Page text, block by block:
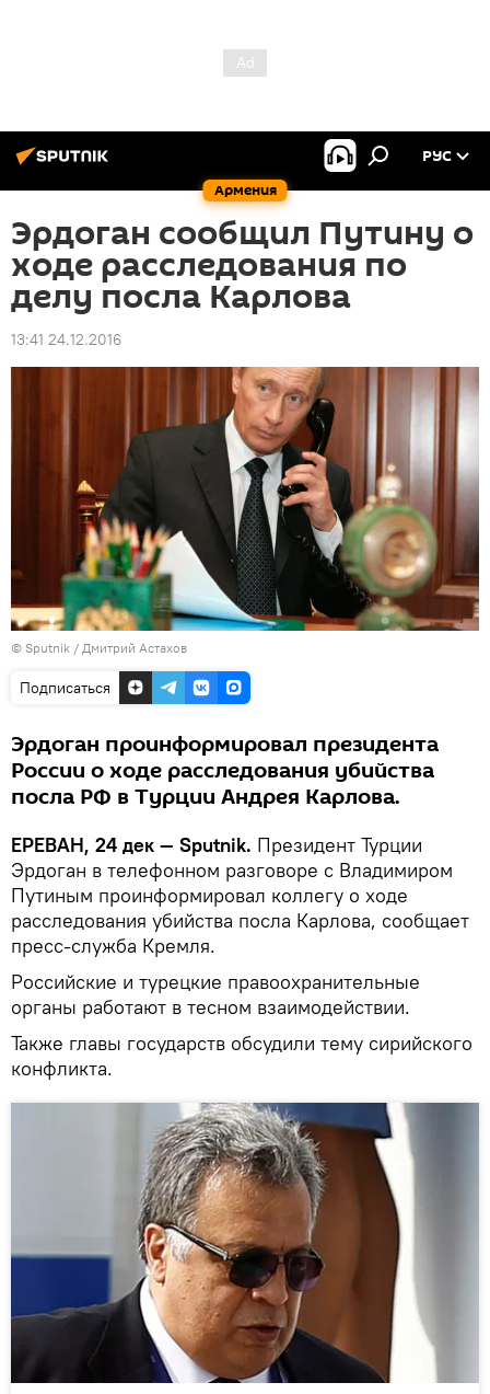
Армения
РУС
Эрдоган сообщил Путину о
ходе расследования по
делу посла Карлова
13:41 24.12.2016
© Sputnik / Дмитрий Астахов
Подписаться
Эрдоган проинформировал президента
России о ходе расследования убийства
посла РФ в Турции Андрея Карлова.
ЕРЕВАН, 24 дек — Sputnik. Президент Турции
Эрдоган в телефонном разговоре с Владимиром
Путиным проинформировал коллегу о ходе
расследования убийства посла Карлова, сообщает
пресс-служба Кремля.
Российские и турецкие правоохранительные
органы работают в тесном взаимодействии.
Также главы государств обсудили тему сирийского
конфликта.